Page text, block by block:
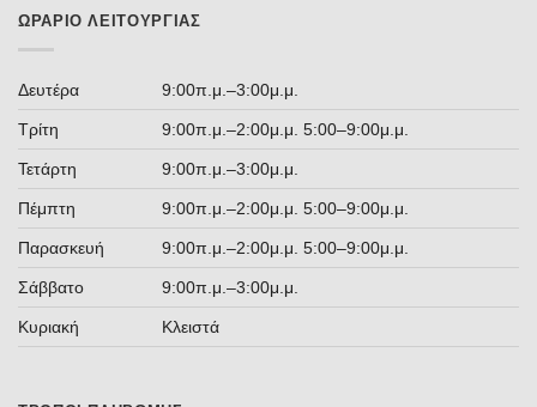
ΩΡΆΡΙΟ ΛΕΙΤΟΥΡΓΊΑΣ
Δευτέρα 9:00π.μ.–3:00μ.μ.
Τρίτη 9:00π.μ.–2:00μ.μ. 5:00–9:00μ.μ.
Τετάρτη 9:00π.μ.–3:00μ.μ.
Πέμπτη 9:00π.μ.–2:00μ.μ. 5:00–9:00μ.μ.
Παρασκευή 9:00π.μ.–2:00μ.μ. 5:00–9:00μ.μ.
Σάββατο 9:00π.μ.–3:00μ.μ.
Κυριακή Κλειστά